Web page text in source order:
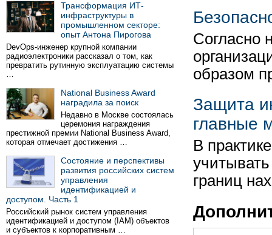
Трансформация ИТ-
инфраструктуры в
промышленном секторе:
опыт Антона Пирогова
DevOps-инженер крупной компании
радиоэлектроники рассказал о том, как
превратить рутинную эксплуатацию системы
…
National Business Award
наградила за поиск
Недавно в Москве состоялась
церемония награждения
престижной премии National Business Award,
которая отмечает достижения …
Состояние и перспективы
развития российских систем
управления
идентификацией и
доступом. Часть 1
Российский рынок систем управления
идентификацией и доступом (IAM) объектов
и субъектов к корпоративным …
Согласно
образом
Защита
главные
В
границ